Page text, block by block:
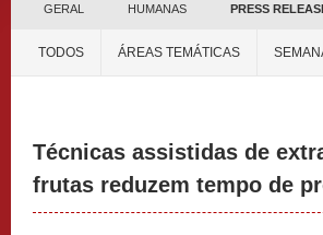
GERAL HUMANAS PRESS
TODOS ÁREAS TEMÁTICAS
Técnicas assistidas de
frutas reduzem tempo de